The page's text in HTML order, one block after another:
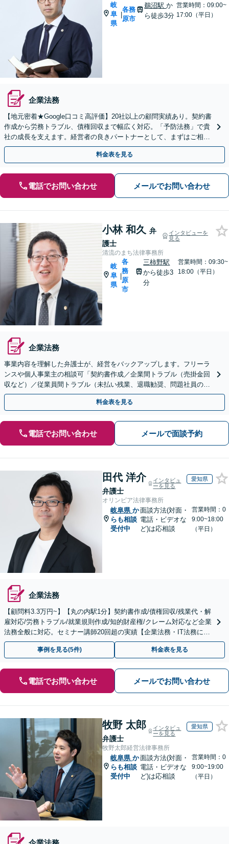
岐
阜
県
|
各務
原市
鵜沼駅か
ら徒歩3分
営業時間：09:00~
17:00（平日）
企業法務
【地元密着★Google口コミ高評価】20社以上の顧問実績あり。契約書
作成から労務トラブル、債権回収まで幅広く対応。「予防法務」で貴
社の成長を支えます。経営者の良きパートナーとして、まずはご相談
ください【休日・夜間相談可】【駐車場あり】
料金表を見る
電話でお問い合わせ メールでお問い合わせ
小林 和久 弁
護士
インタビューを
見る
清流のまち法律事務所
岐
阜
県
|
各
務
原
市
三柿野駅
から徒歩3
分
営業時間：09:30~
18:00（平日）
企業法務
事業内容を理解した弁護士が、経営をバックアップします。フリーラ
ンスや個人事業主の相談可「契約書作成／企業間トラブル（売掛金回
収など）／従業員間トラブル（未払い残業、退職勧奨、問題社員の対
応）／顧問契約ほか」
料金表を見る
電話でお問い合わせ メールで面談予約
田代 洋介
弁護士
インタビュ
ーを見る
愛知県
オリンピア法律事務所
岐阜県 か
らも相談
受付中
面談方法(対面・
電話・ビデオな
ど)は応相談
営業時間：0
9:00~18:00
（平日）
企業法務
【顧問料3.3万円~】【丸の内駅1分】契約書作成/債権回収/残業代・解
雇対応/労務トラブル/就業規則作成/知的財産権/クレーム対応など企業
法務全般に対応。セミナー講師20回超の実績【企業法務・IT法務に精
通】
事例を見る(5件) 料金表を見る
電話でお問い合わせ メールでお問い合わせ
牧野 太郎
弁護士
インタビュ
ーを見る
愛知県
牧野太郎経営法律事務所
岐阜県 か
らも相談
受付中
面談方法(対面・
電話・ビデオな
ど)は応相談
営業時間：0
9:00~19:00
（平日）